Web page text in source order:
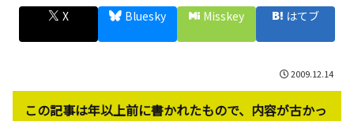
X Bluesky Misskey はてブ
2009.12.14
この記事は年以上前に書かれたもので、内容が古かっ